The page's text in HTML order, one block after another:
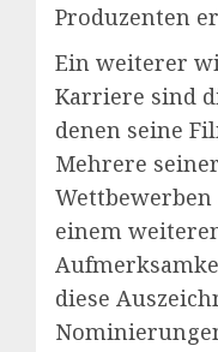
Produzenten
Ein weiterer
Karriere sind
denen seine
Mehrere
Wettbewerben
einem
diese